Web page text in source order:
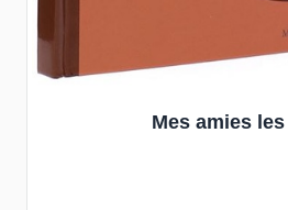
Mes amies